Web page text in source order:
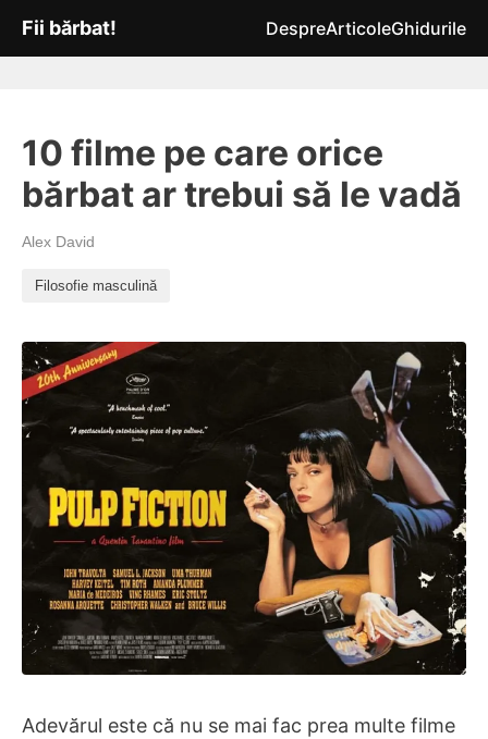
Fii bărbat! DespreArticoleGhidurile
10 filme pe care orice
bărbat ar trebui să le vadă
Alex David
Filosofie masculină
Adevărul este că nu se mai fac prea multe filme